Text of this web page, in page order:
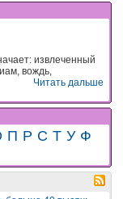
извлеченный
вождь,
Читать дальше
П Р С Т У Ф